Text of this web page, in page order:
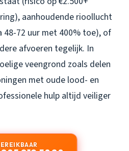
aanhoudende rioollucht
72 uur met 400% toe), of
afvoeren tegelijk. In
veengrond zoals delen
met oude lood- en
hulp altijd veiliger